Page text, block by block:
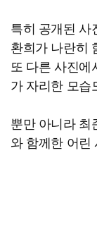
특히 공개된 사
환희가 나란히
또 다른 사진에
가 자리한 모습
뿐만 아니라 최
와 함께한 어린